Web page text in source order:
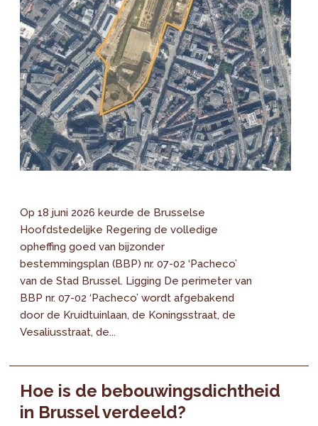
Op 18 juni 2026 keurde de Brusselse
Hoofdstedelijke Regering de volledige
opheffing goed van bijzonder
bestemmingsplan (BBP) nr. 07-02 ‘Pacheco’
van de Stad Brussel. Ligging De perimeter van
BBP nr. 07-02 ‘Pacheco’ wordt afgebakend
door de Kruidtuinlaan, de Koningsstraat, de
Vesaliusstraat, de...
Hoe is de bebouwingsdichtheid
in Brussel verdeeld?